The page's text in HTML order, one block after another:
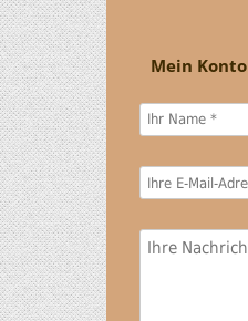
Mein Konto